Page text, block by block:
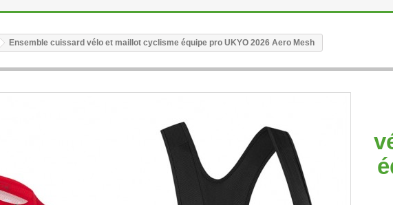
Ensemble cuissard vélo et maillot cyclisme équipe pro UKYO 2026 Aero Mesh